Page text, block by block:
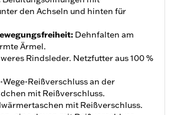
den Achseln und hinten für
: Dehnfalten am
Ärmel.
Rindsleder. Netzfutter aus 100 %
Wege-Reißverschluss an der
mit Reißverschluss.
mit Reißverschluss.